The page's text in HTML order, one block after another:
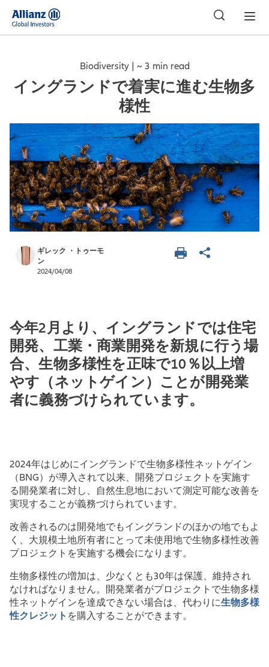
Biodiversity | ~ 3 min read
イングランドで着実に進む生物多
様性
ギレック ・トゥーモ
ン
2024/04/08
今年2月より、イングランドでは住宅
開発、工業・商業開発を新規に行う場
合、生物多様性を正味で10％以上増
やす（ネットゲイン）ことが開発業
者に義務づけられています。
2024年はじめにイングランドで生物多様性ネットゲイン
（BNG）が導入されて以来、開発プロジェクトを実施す
る開発業者に対し、自然生息地において測定可能な改善を
実現することが義務づけられています。
改善されるのは開発地でもイングランドのほかの地でもよ
く、大規模土地所有者にとって未使用地で生物多様性改善
プロジェクトを実施する機会になります。
生物多様性の増加は、少なくとも30年は保護、維持され
なければなりません。開発業者がプロジェクトで生物多様
性ネットゲインを達成できない場合は、代わりに生物多様
性クレジット を購入することができます。